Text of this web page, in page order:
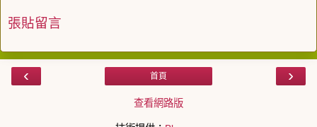
張貼留言
‹ ›
首頁
查看網路版